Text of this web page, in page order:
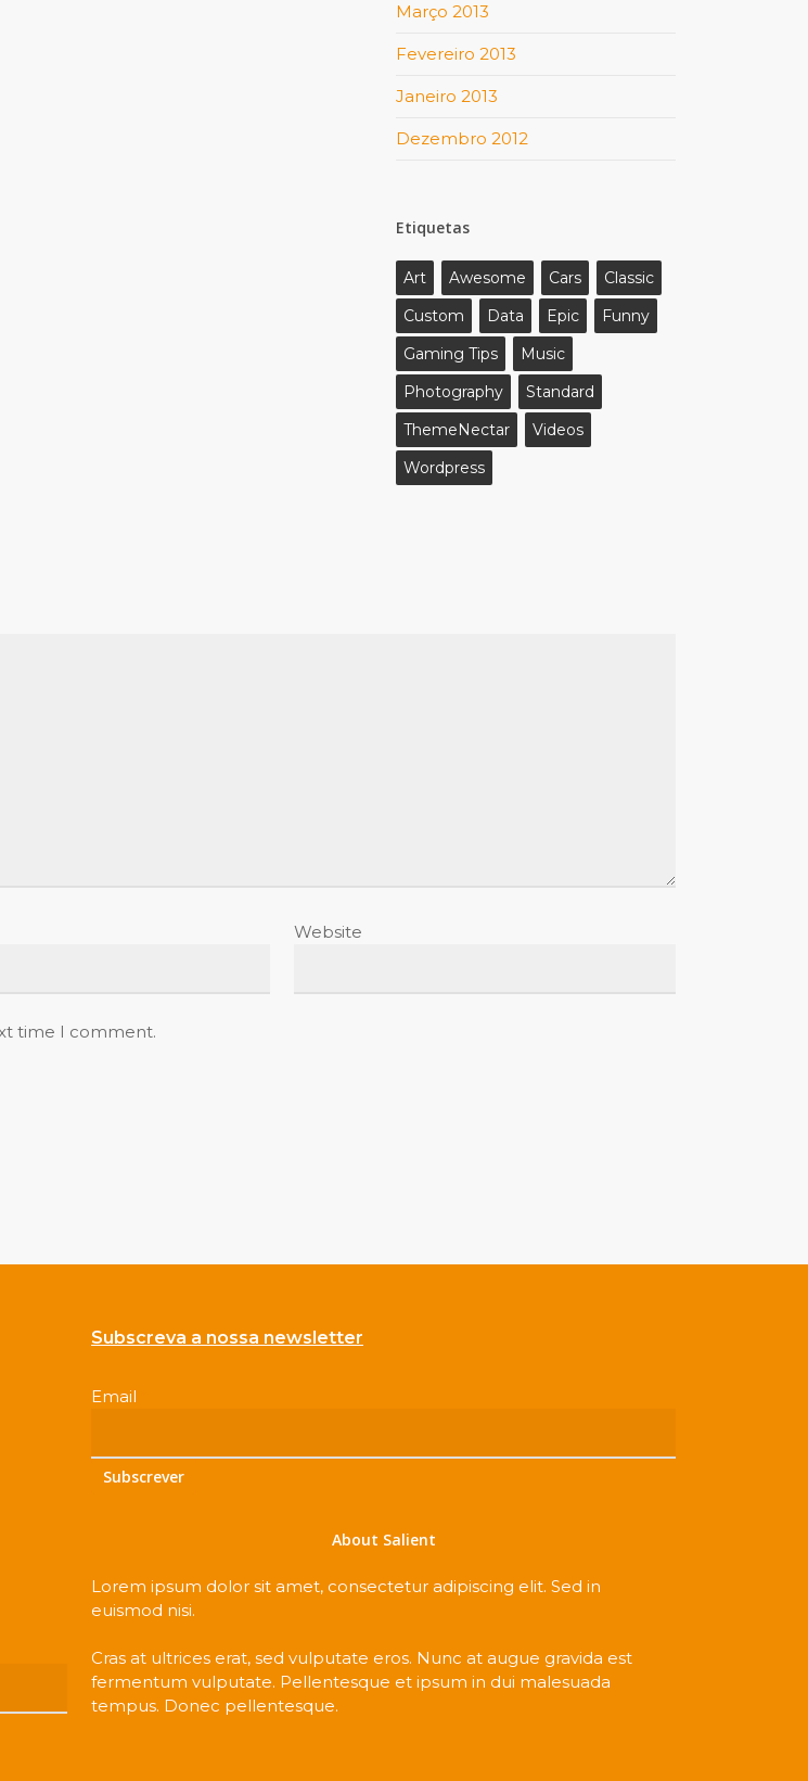
Março 2013
Fevereiro 2013
Janeiro 2013
Dezembro 2012
Etiquetas
Art Awesome Cars
Classic
Custom
Data Epic
Funny
Gaming Tips
Music
Photography
Standard
ThemeNectar
Videos
Wordpress
Website
time I comment.
Subscreva a nossa newsletter
Email
Subscrever
About Salient
Lorem ipsum dolor sit amet, consectetur adipiscing elit. Sed in
euismod nisi.
Cras at ultrices erat, sed vulputate eros. Nunc at augue gravida est
fermentum vulputate. Pellentesque et ipsum in dui malesuada
tempus. Donec pellentesque.